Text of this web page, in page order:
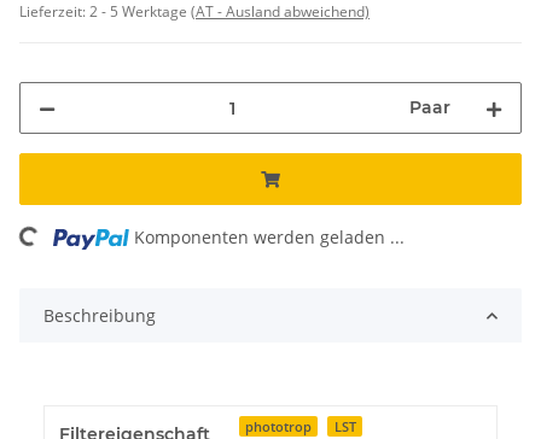
Lieferzeit:2 - 5 Werktage (AT - Ausland abweichend)
Paar
Komponenten werden geladen ...
Beschreibung
Filtereigenschaft
phototrop
LST